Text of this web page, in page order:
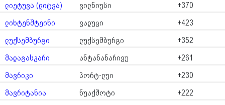
ლიეტუვა (ლიტვა)
ვილნიუსი
+370
ლიხტენშტეინი
ვადუცი
+423
ლუქსემბურგი
ლუქსემბურგი
+352
მადაგასკარი
ანტანანარივუ
+261
მავრიკი
პორტ-ლუი
+230
მავრიტანია
ნუაქშოტი
+222